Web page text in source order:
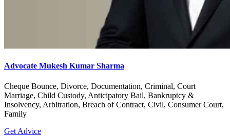
Advocate Mukesh Kumar Sharma
Cheque Bounce, Divorce, Documentation, Criminal, Court
Marriage, Child Custody, Anticipatory Bail, Bankruptcy &
Insolvency, Arbitration, Breach of Contract, Civil, Consumer Court,
Family
Get Advice